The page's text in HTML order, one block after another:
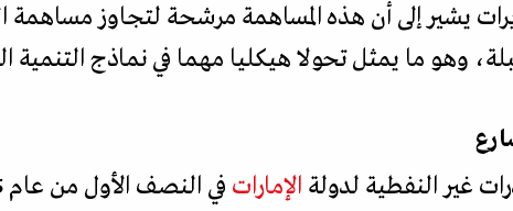
يشير إلى أن هذه المساهمة مرشحة لتجاوز مساهمة
وهو ما يمثل تحولا هيكليا مهما في نماذج التنمية
غير النفطية لدولة الإمارات